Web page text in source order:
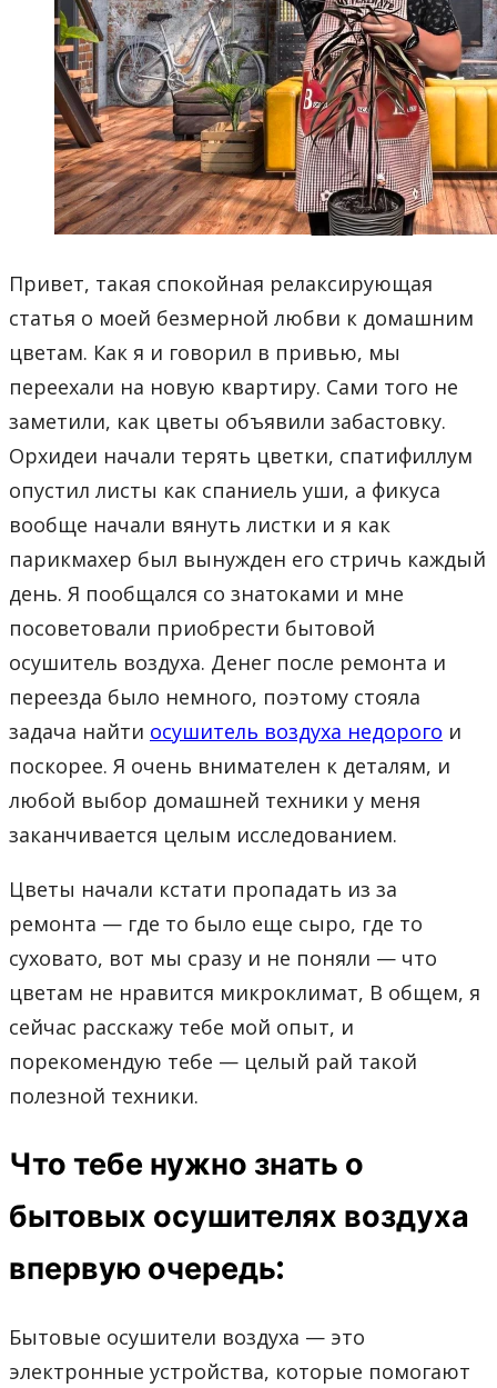
Привет, такая спокойная релаксирующая
статья о моей безмерной любви к домашним
цветам. Как я и говорил в привью, мы
переехали на новую квартиру. Сами того не
заметили, как цветы объявили забастовку.
Орхидеи начали терять цветки, спатифиллум
опустил листы как спаниель уши, а фикуса
вообще начали вянуть листки и я как
парикмахер был вынужден его стричь каждый
день. Я пообщался со знатоками и мне
посоветовали приобрести бытовой
осушитель воздуха. Денег после ремонта и
переезда было немного, поэтому стояла
задача найти осушитель воздуха недорого и
поскорее. Я очень внимателен к деталям, и
любой выбор домашней техники у меня
заканчивается целым исследованием.
Цветы начали кстати пропадать из за
ремонта — где то было еще сыро, где то
суховато, вот мы сразу и не поняли — что
цветам не нравится микроклимат, В общем, я
сейчас расскажу тебе мой опыт, и
порекомендую тебе — целый рай такой
полезной техники.
Что тебе нужно знать о
бытовых осушителях воздуха
впервую очередь:
Бытовые осушители воздуха — это
электронные устройства, которые помогают